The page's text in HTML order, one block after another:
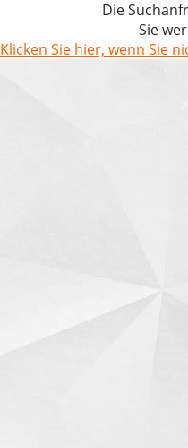
Die
Sie
Klicken Sie hier, wenn Sie